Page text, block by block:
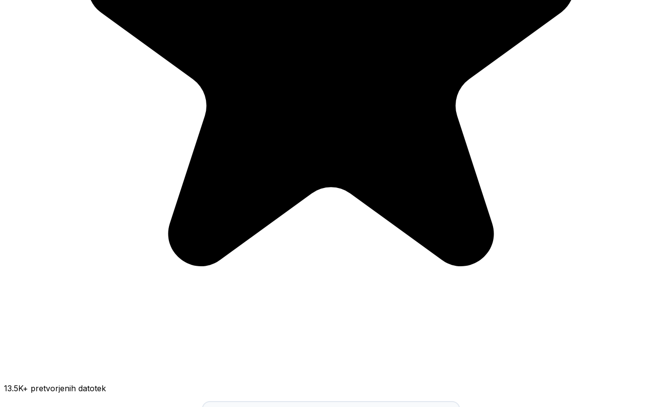
13.5K+ pretvorjenih datotek